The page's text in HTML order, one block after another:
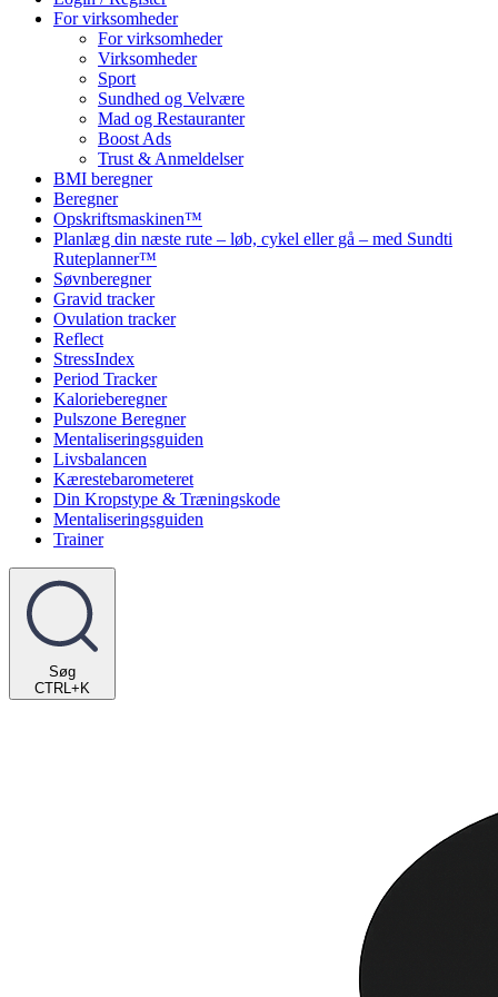
For virksomheder
For virksomheder
Virksomheder
Sport
Sundhed og Velvære
Mad og Restauranter
Boost Ads
Trust & Anmeldelser
BMI beregner
Beregner
Opskriftsmaskinen™
Planlæg din næste rute – løb, cykel eller gå – med Sundti
Ruteplanner™
Søvnberegner
Gravid tracker
Ovulation tracker
Reflect
StressIndex
Period Tracker
Kalorieberegner
Pulszone Beregner
Mentaliseringsguiden
Livsbalancen
Kærestebarometeret
Din Kropstype & Træningskode
Mentaliseringsguiden
Trainer
Søg
CTRL+K